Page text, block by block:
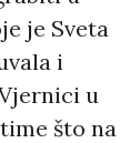
je Sveta
i
u
što na